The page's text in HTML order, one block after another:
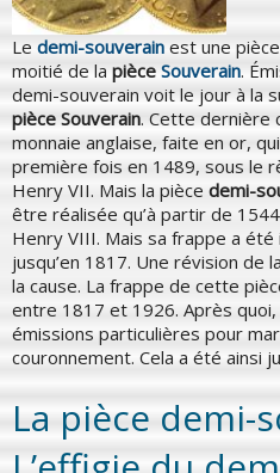
Le demi-souverain est une
moitié de la pièce Souverain.
demi-souverain voit le jour à la
pièce Souverain. Cette dernière
monnaie anglaise, faite en or,
première fois en 1489, sous le
Henry VII. Mais la pièce demi-
être réalisée qu’à partir de
Henry VIII. Mais sa frappe a
jusqu’en 1817. Une révision de
la cause. La frappe de cette
entre 1817 et 1926. Après quoi,
émissions particulières pour
couronnement. Cela a été ainsi
La pièce demi-